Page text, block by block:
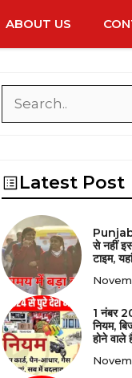
ABOUT US
Latest Post
से नहीं
टाइम,
1 नंबर
नियम,
होने वाले